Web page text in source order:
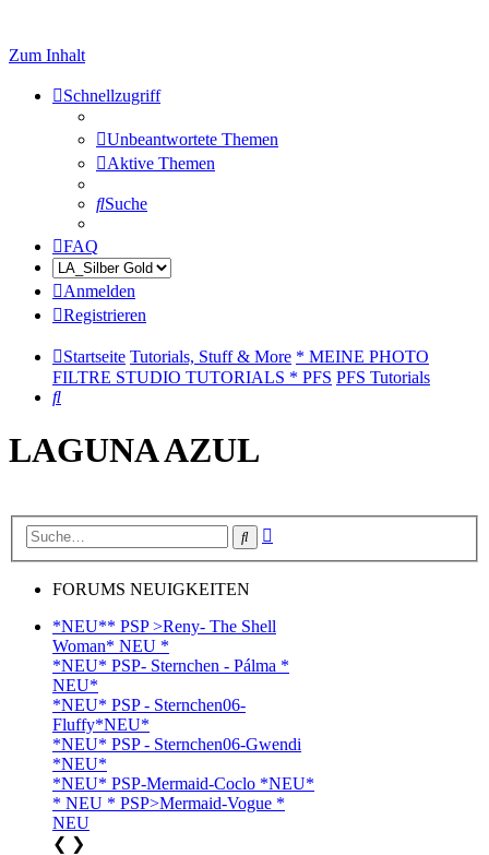
Zum Inhalt
Schnellzugriff
Unbeantwortete Themen
Aktive Themen
Suche
FAQ
Anmelden
Registrieren
Startseite Tutorials, Stuff & More * MEINE PHOTO
FILTRE STUDIO TUTORIALS * PFS PFS Tutorials
Suche
LAGUNA AZUL
Suche
FORUMS NEUIGKEITEN
*NEU** PSP >Reny- The Shell
Woman* NEU *
*NEU* PSP- Sternchen - Pálma *
NEU*
*NEU* PSP - Sternchen06-
Fluffy*NEU*
*NEU* PSP - Sternchen06-Gwendi
*NEU*
*NEU* PSP-Mermaid-Coclo *NEU*
* NEU * PSP>Mermaid-Vogue *
NEU
❮ ❯